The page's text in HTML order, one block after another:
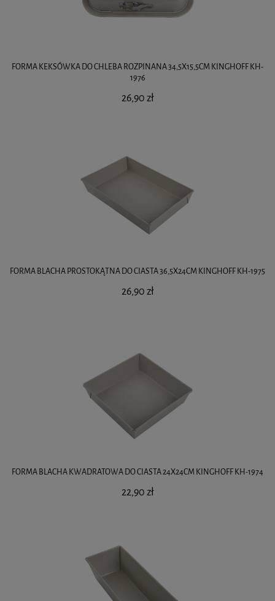
FORMA KEKSÓWKA DO CHLEBA ROZPINANA 34,5X15,5CM KINGHOFF KH-
1976
26,90 zł
FORMA BLACHA PROSTOKĄTNA DO CIASTA 36,5X24CM KINGHOFF KH-1975
26,90 zł
FORMA BLACHA KWADRATOWA DO CIASTA 24X24CM KINGHOFF KH-1974
22,90 zł